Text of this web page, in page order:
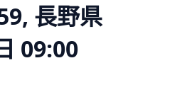
長野県
09:00